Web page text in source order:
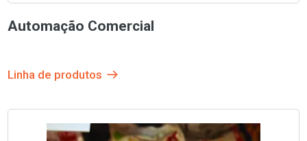
Automação Comercial
Linha de produtos